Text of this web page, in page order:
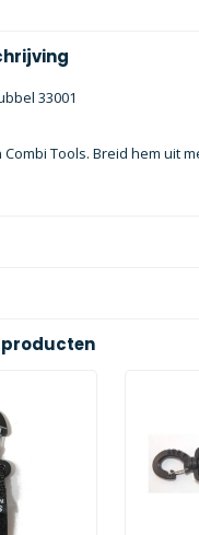
33001
Tools. Breid hem uit
producten